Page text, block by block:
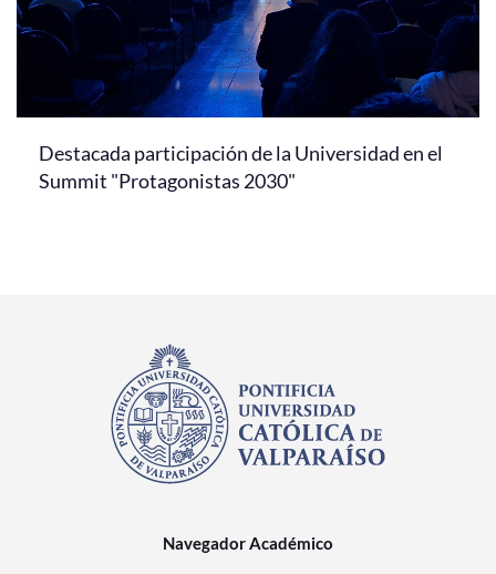
Destacada participación de la Universidad en el
Summit "Protagonistas 2030"
Navegador Académico